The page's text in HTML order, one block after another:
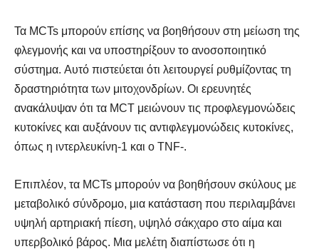
Τα MCTs μπορούν επίσης να βοηθήσουν στη μείωση της
φλεγμονής και να υποστηρίξουν το ανοσοποιητικό
σύστημα. Αυτό πιστεύεται ότι λειτουργεί ρυθμίζοντας τη
δραστηριότητα των μιτοχονδρίων. Οι ερευνητές
ανακάλυψαν ότι τα MCT μειώνουν τις προφλεγμονώδεις
κυτοκίνες και αυξάνουν τις αντιφλεγμονώδεις κυτοκίνες,
όπως η ιντερλευκίνη-1 και ο TNF-.
Επιπλέον, τα MCTs μπορούν να βοηθήσουν σκύλους με
μεταβολικό σύνδρομο, μια κατάσταση που περιλαμβάνει
υψηλή αρτηριακή πίεση, υψηλό σάκχαρο στο αίμα και
υπερβολικό βάρος. Μια μελέτη διαπίστωσε ότι η